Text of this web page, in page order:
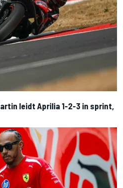
leidt Aprilia 1-2-3 in sprint,